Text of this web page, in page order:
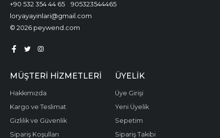
+90 532 354 44 65
905323544465
loryayayinlari@gmail.com
© 2026 peywend.com
MÜŞTERI HIZMETLERI
Hakkımızda
Kargo ve Teslimat
Gizlilik ve Güvenlik
Sipariş Koşulları
ÜYELIK
Üye Girişi
Yeni Üyelik
Sepetim
Sipariş Takibi